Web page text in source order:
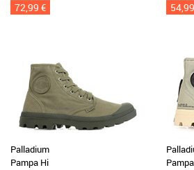
72,99 €
Palladium
Pampa Hi